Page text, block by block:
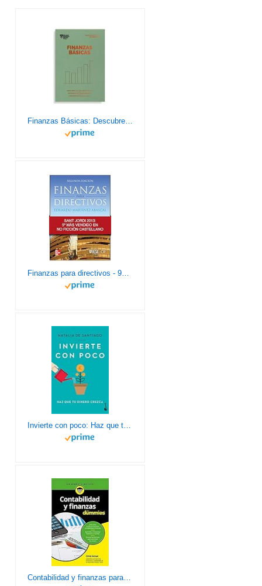
Finanzas Básicas: Descubre las palabras claves, entiende los fundamentos, interpreta los balances (Serie Management en 20 Minutos)
Finanzas para directivos - 9788448175351 (SIN COLECCION)
Invierte con poco: Haz que tu dinero crezca (Prácticos siglo XXI)
Contabilidad y finanzas para Dummies